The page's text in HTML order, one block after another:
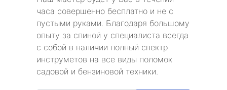
часа совершенно бесплатно и не с
пустыми руками. Благодаря большому
опыту за спиной у специалиста всегда
с собой в наличии полный спектр
инструметов на все виды поломок
садовой и бензиновой техники.